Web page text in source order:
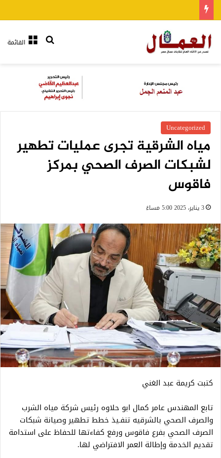
القائمةبحث عن
Uncategorized
مياه الشرقية تجرى عمليات تطهير
لشبكات الصرف الصحي بمركز
فاقوس
3 يناير، 2025 5:00 مساءً
كتبت كريمة عبد الغني
تابع المهندس عامر كمال ابو حلاوه رئيس شركة مياه الشرب
والصرف الصحي بالشرقيه تنفـيذ خطط تطهير وصيانة شبكات
الصرف الصحي بفرع فاقوس ورفع كفاءتها للحفاظ على استدامة
تقديم الخدمة وإطالة العمر الافتراضي لها.